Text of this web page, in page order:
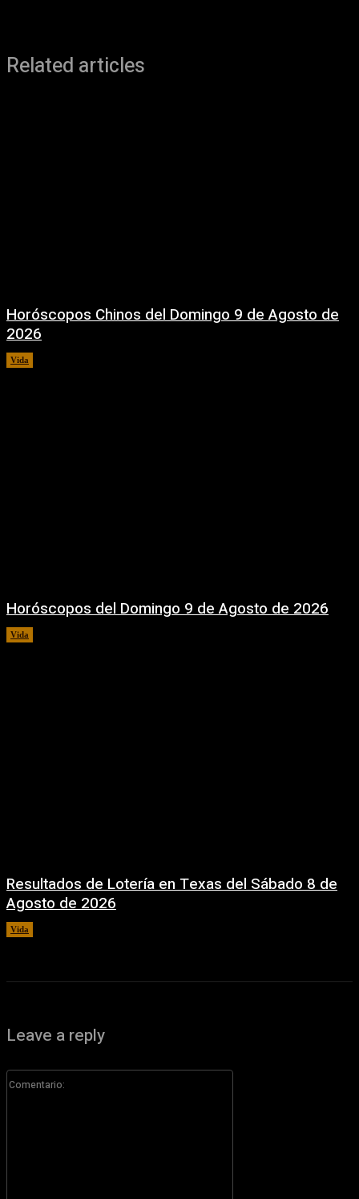
Related articles
Horóscopos Chinos del Domingo 9 de Agosto de
2026
Vida
Horóscopos del Domingo 9 de Agosto de 2026
Vida
Resultados de Lotería en Texas del Sábado 8 de
Agosto de 2026
Vida
Leave a reply
Comentario: